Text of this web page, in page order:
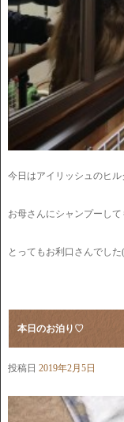
今日はアイリッシュのヒ
お母さんにシャンプーし
とってもお利口さんでした
本日のお泊り♡
投稿日 2019年2月5日